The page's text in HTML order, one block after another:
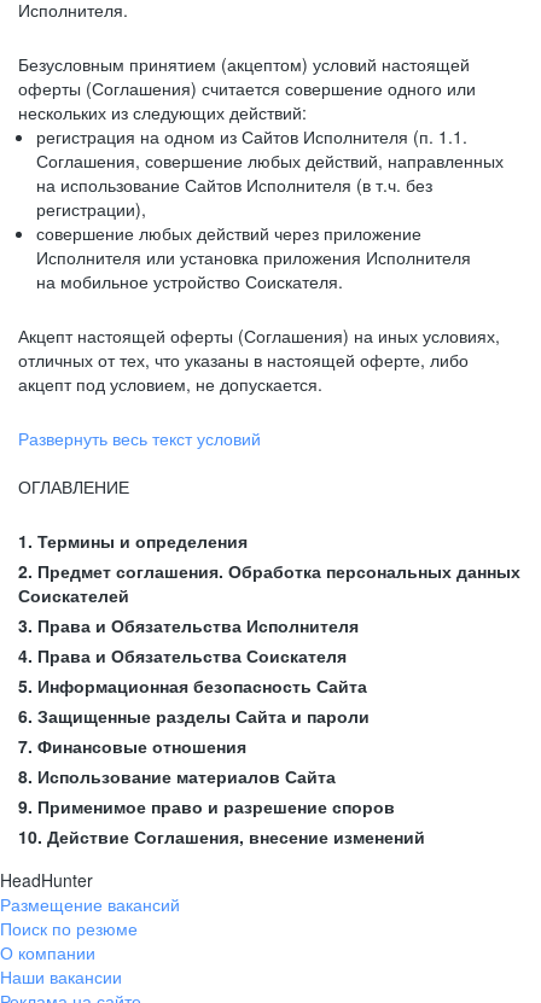
Исполнителя.
Безусловным принятием (акцептом) условий настоящей
оферты (Соглашения) считается совершение одного или
нескольких из следующих действий:
регистрация на одном из Сайтов Исполнителя (п. 1.1.
Соглашения, совершение любых действий, направленных
на использование Сайтов Исполнителя (в т.ч. без
регистрации),
совершение любых действий через приложение
Исполнителя или установка приложения Исполнителя
на мобильное устройство Соискателя.
Акцепт настоящей оферты (Соглашения) на иных условиях,
отличных от тех, что указаны в настоящей оферте, либо
акцепт под условием, не допускается.
Развернуть весь текст условий
ОГЛАВЛЕНИЕ
1. Термины и определения
2. Предмет соглашения. Обработка персональных данных
Соискателей
3. Права и Обязательства Исполнителя
4. Права и Обязательства Соискателя
5. Информационная безопасность Сайта
6. Защищенные разделы Сайта и пароли
7. Финансовые отношения
8. Использование материалов Сайта
9. Применимое право и разрешение споров
10. Действие Соглашения, внесение изменений
HeadHunter
Размещение вакансий
Поиск по резюме
О компании
Наши вакансии